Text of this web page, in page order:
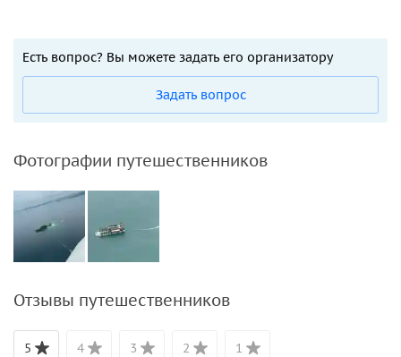
Есть вопрос? Вы можете задать его организатору
Задать вопрос
Фотографии путешественников
Отзывы путешественников
5 4 3 2 1